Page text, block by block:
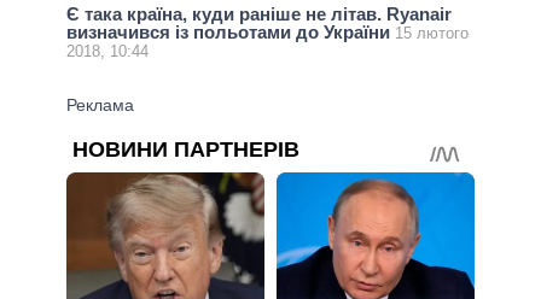
Є така країна, куди раніше не літав. Ryanair
визначився із польотами до України 15 лютого
2018, 10:44